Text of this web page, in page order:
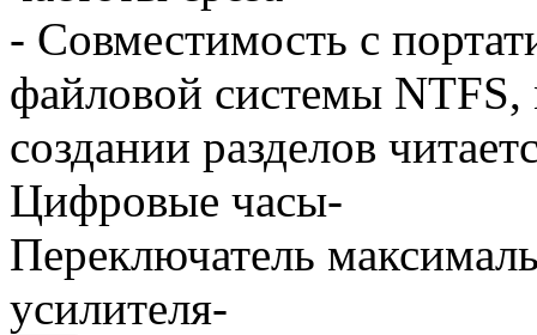
- Совместимость с
файловой системы
создании разделов
Цифровые часы-
Переключатель
усилителя-